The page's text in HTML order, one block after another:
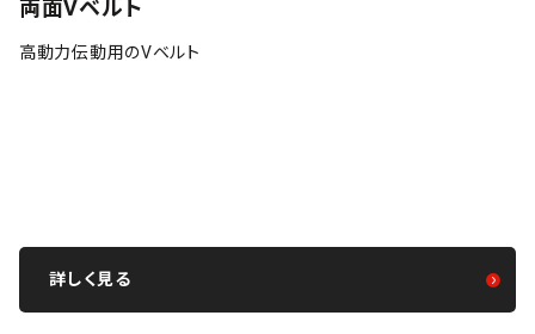
両面Vベルト
高動力伝動用のVベルト
詳しく見る